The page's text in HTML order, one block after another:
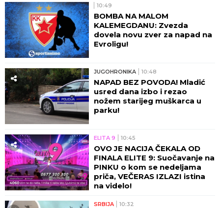
10:49
BOMBA NA MALOM
KALEMEGDANU: Zvezda
dovela novu zver za napad na
Evroligu!
JUGOHRONIKA 10:48
NAPAD BEZ POVODA! Mladić
usred dana izbo i rezao
nožem starijeg muškarca u
parku!
ELITA 9 10:45
OVO JE NACIJA ČEKALA OD
FINALA ELITE 9: Suočavanje na
PINKU o kom se nedeljama
priča, VEČERAS IZLAZI istina
na videlo!
SRBIJA 10:32